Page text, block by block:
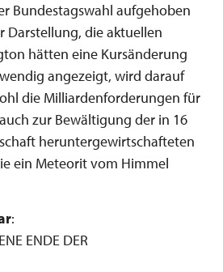
Bundestagswahl aufgehoben
Darstellung, die aktuellen
hätten eine Kursänderung
angezeigt, wird darauf
die Milliardenforderungen für
zur Bewältigung der in 16
heruntergewirtschafteten
ein Meteorit vom Himmel
:
ENDE DER